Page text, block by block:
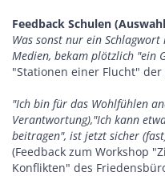
Feedback Schulen
Was sonst nur ein
Medien, bekam plötzlich "ein
"Stationen einer Flucht"
"Ich bin für das Wohlfühlen
Verantwortung),"Ich kann
beitragen", ist jetzt sicher
(Feedback zum Workshop
Konflikten" des